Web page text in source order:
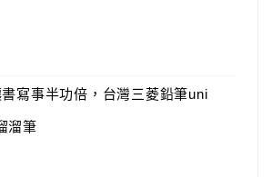
寫事半功倍，台灣三菱鉛筆uni
溜筆